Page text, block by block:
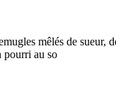
mêlés de sueur,
pourri au so